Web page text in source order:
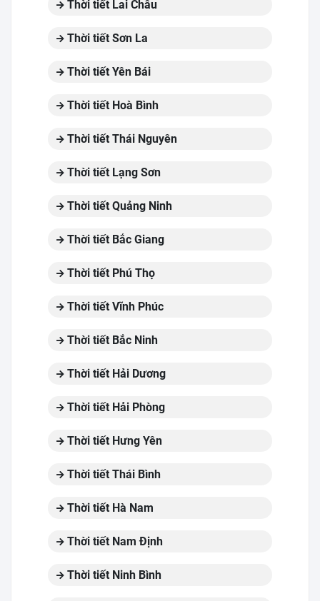
Thời tiết Lai Châu
Thời tiết Sơn La
Thời tiết Yên Bái
Thời tiết Hoà Bình
Thời tiết Thái Nguyên
Thời tiết Lạng Sơn
Thời tiết Quảng Ninh
Thời tiết Bắc Giang
Thời tiết Phú Thọ
Thời tiết Vĩnh Phúc
Thời tiết Bắc Ninh
Thời tiết Hải Dương
Thời tiết Hải Phòng
Thời tiết Hưng Yên
Thời tiết Thái Bình
Thời tiết Hà Nam
Thời tiết Nam Định
Thời tiết Ninh Bình